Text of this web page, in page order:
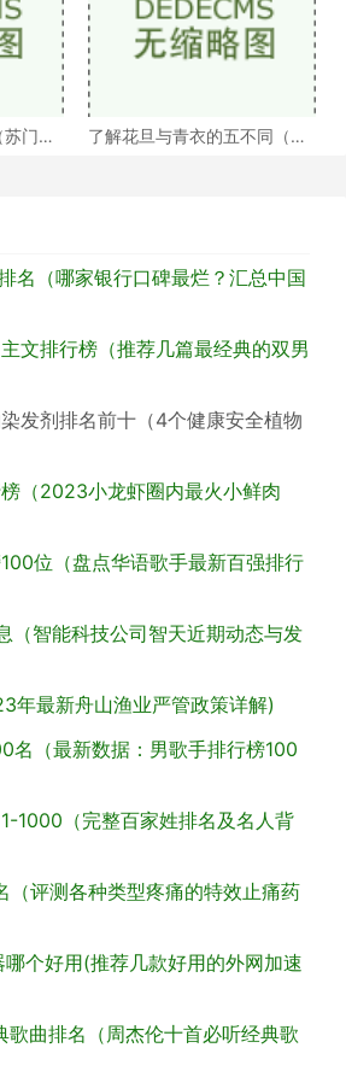
门四
了解花旦与青衣的五不同（浅
名（哪家银行口碑最烂？汇总中国
文排行榜（推荐几篇最经典的双男
发剂排名前十（4个健康安全植物
（2023小龙虾圈内最火小鲜肉
位（盘点华语歌手最新百强排行
（智能科技公司智天近期动态与发
年最新舟山渔业严管政策详解)
名（最新数据：男歌手排行榜100
1000（完整百家姓排名及名人背
（评测各种类型疼痛的特效止痛药
个好用(推荐几款好用的外网加速
歌曲排名（周杰伦十首必听经典歌